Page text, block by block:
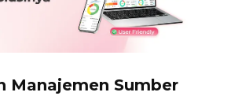
Manajemen Sumber